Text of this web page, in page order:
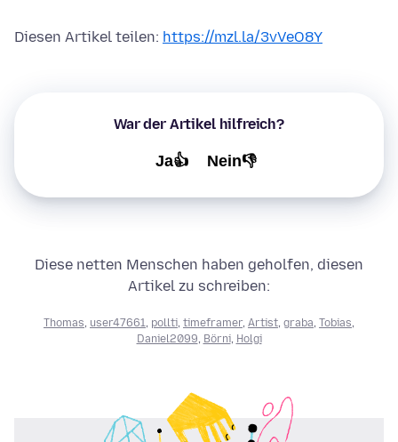
Diesen Artikel teilen: https://mzl.la/3vVeO8Y
War der Artikel hilfreich?
Ja👍 Nein👎
Diese netten Menschen haben geholfen, diesen
Artikel zu schreiben:
Thomas user47661 pollti timeframer, Artist graba Tobias
Daniel2099 Börni, Holgi